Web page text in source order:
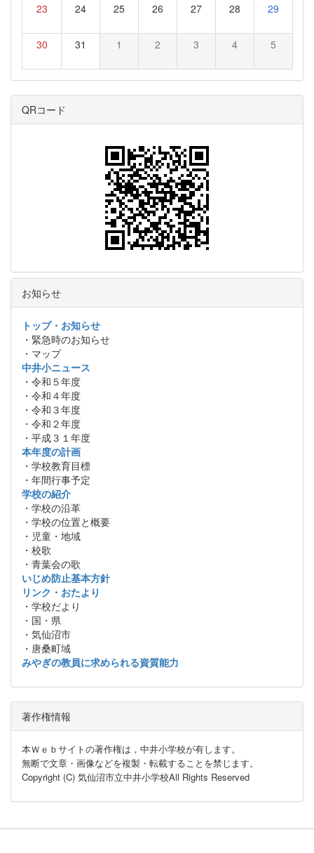
23 24 25 26 27 28 29
30 31 1 2 3 4 5
QRコード
お知らせ
トップ・お知らせ
・緊急時のお知らせ
・マップ
中井小ニュース
・令和５年度
・令和４年度
・令和３年度
・令和２年度
・平成３１年度
本年度の計画
・学校教育目標
・年間行事予定
学校の紹介
・学校の沿革
・学校の位置と概要
・児童・地域
・校歌
・青葉会の歌
いじめ防止基本方針
リンク・おたより
・学校だより
・国・県
・気仙沼市
・唐桑町域
みやぎの教員に求められる資質能力
著作権情報
本Ｗｅｂサイトの著作権は，中井小学校が有します。
無断で文章・画像などを複製・転載することを禁じます。
Copyright (C) 気仙沼市立中井小学校All Rights Reserved